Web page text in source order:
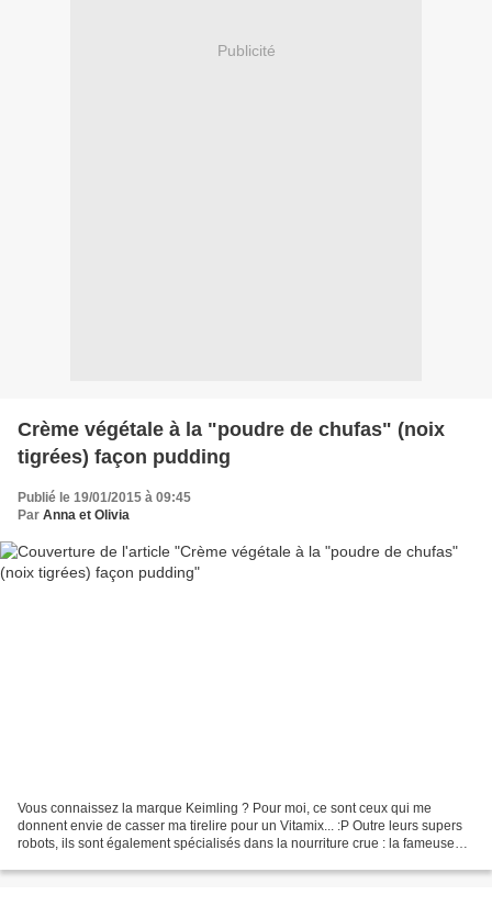
Publicité
Crème végétale à la "poudre de chufas" (noix
tigrées) façon pudding
Publié le 19/01/2015 à 09:45
Par Anna et Olivia
Vous connaissez la marque Keimling ? Pour moi, ce sont ceux qui me
donnent envie de casser ma tirelire pour un Vitamix... :P Outre leurs supers
robots, ils sont également spécialisés dans la nourriture crue : la fameuse